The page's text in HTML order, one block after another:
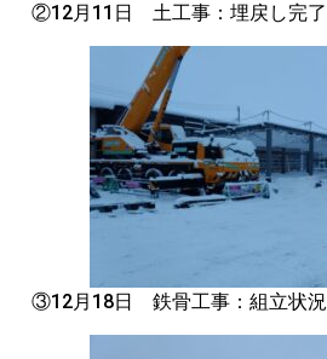
②12月11日 土工事：埋戻し完了
③12月18日 鉄骨工事：組立状況